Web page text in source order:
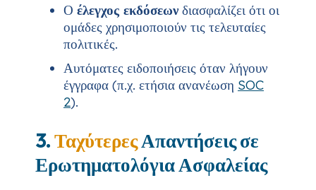
Ο έλεγχος εκδόσεωνδιασφαλίζει ότι οι
ομάδες χρησιμοποιούν τις τελευταίες
πολιτικές.
Αυτόματες ειδοποιήσεις όταν λήγουν
έγγραφα (π.χ. ετήσια ανανέωση SOC
2).
3.ΤαχύτερεςΑπαντήσεις σε
Ερωτηματολόγια Ασφαλείας